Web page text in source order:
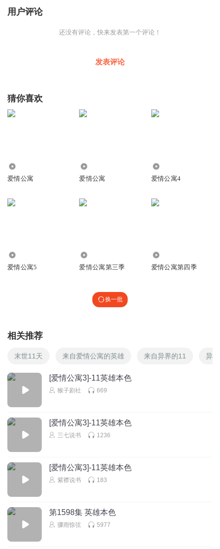
用户评论
还没有评论，快来发表第一个评论！
发表评论
猜你喜欢
爱情公寓 爱情公寓 爱情公寓4
爱情公寓5 爱情公寓第三季 爱情公寓第四季
换一批
相关推荐
末世11天 来自爱情公寓的英雄 来自异界的11 异
[爱情公寓3]-11英雄本色
猴子剧社 669
[爱情公寓3]-11英雄本色
三七说书 1236
[爱情公寓3]-11英雄本色
紫襟说书 183
第1598集 英雄本色
骤雨惊弦 5977